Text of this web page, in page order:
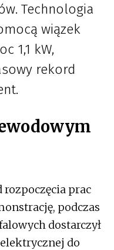
Technologia
wiązek
1,1 kW,
rekord
rozpoczęcia prac
podczas
dostarczył
do